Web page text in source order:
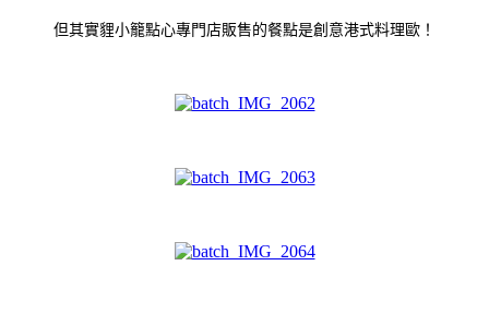
但其實貍小籠點心專門店販售的餐點是創意港式料理歐！